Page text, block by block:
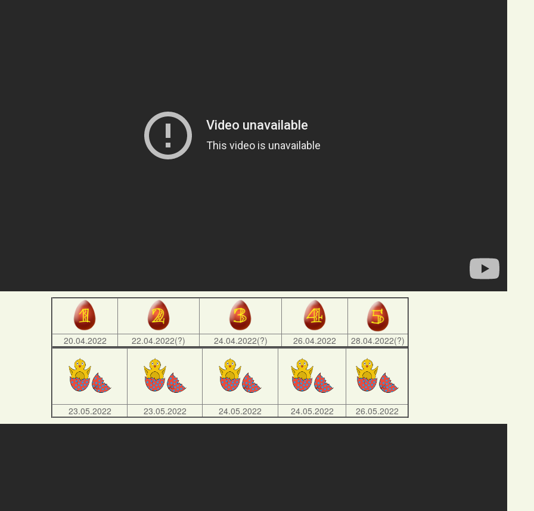
20.04.2022 22.04.2022(?) 24.04.2022(?) 26.04.2022 28.04.2022(?)
23.05.2022 23.05.2022 24.05.2022 24.05.2022 26.05.2022